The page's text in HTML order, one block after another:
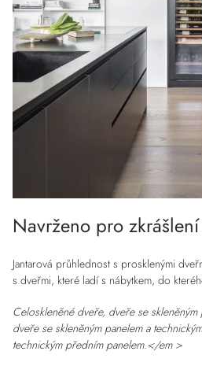
Navrženo pro
Jantarová průhlednost s prosklenými
s dveřmi, které ladí s nábytkem, do
Celoskleněné dveře, dveře se
dveře se skleněným panelem a
technickým předním panelem.</em >